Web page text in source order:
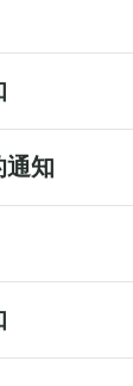
通知